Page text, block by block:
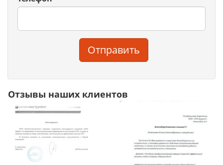
Отправить
Отзывы наших клиентов